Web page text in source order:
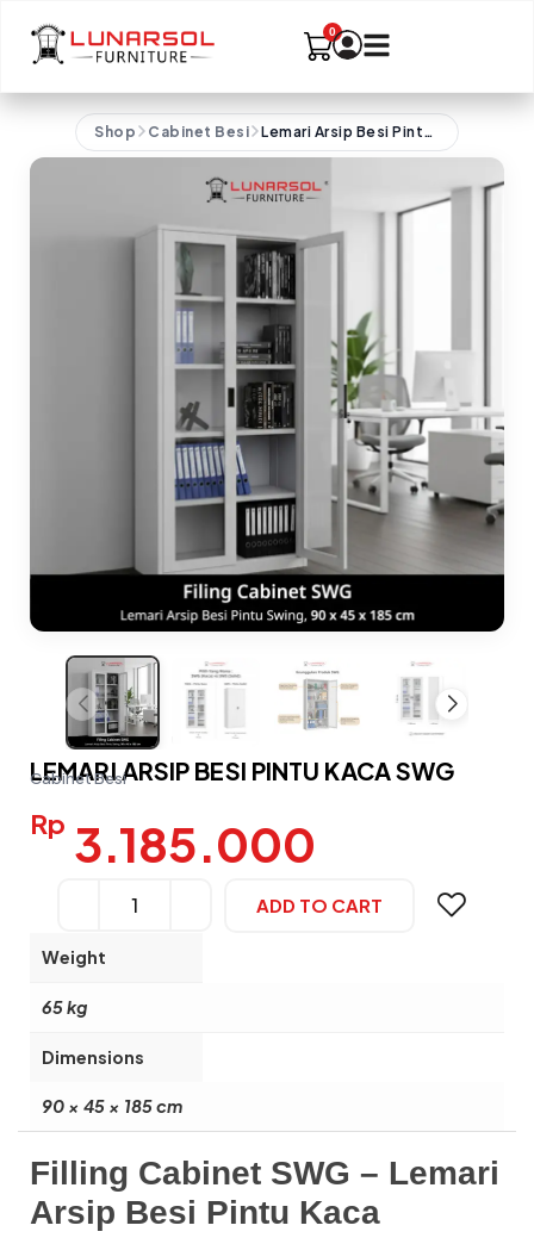
Shop Cabinet Besi Lemari Arsip Besi Pintu Kaca SWG
LEMARI ARSIP BESI PINTU KACA SWG
Cabinet Besi
Rp 3.185.000
ADD TO CART
Alternative:
Weight
65 kg
Dimensions
90 × 45 × 185 cm
Filling Cabinet SWG – Lemari
Arsip Besi Pintu Kaca